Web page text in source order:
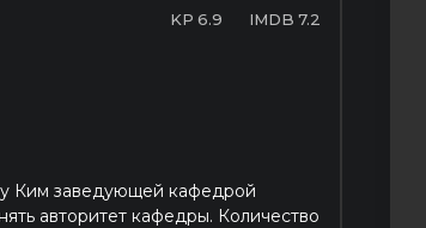
6.9 7.2
Ким заведующей кафедрой
авторитет кафедры. Количество